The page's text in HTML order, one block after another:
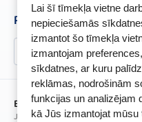
Lai šī tīmekļa vietne
nepieciešamās
izmantot šo tīmekļa
izmantojam
sīkdatnes, ar kuru
reklāmas, nodrošinām
funkcijas un analizējam
kā Jūs izmantojat
Privātuma politika
Sīkfailu politika
Videonovērošanas politika
Senioru priekšrocības
Īpašās priekšrocības
BENU lietotne
BENU lojalitātes
Piesakies un esi pirmais,
BENU Aptieka Latvija, SIA
Juridiskā adrese / Faktiskā adrese: